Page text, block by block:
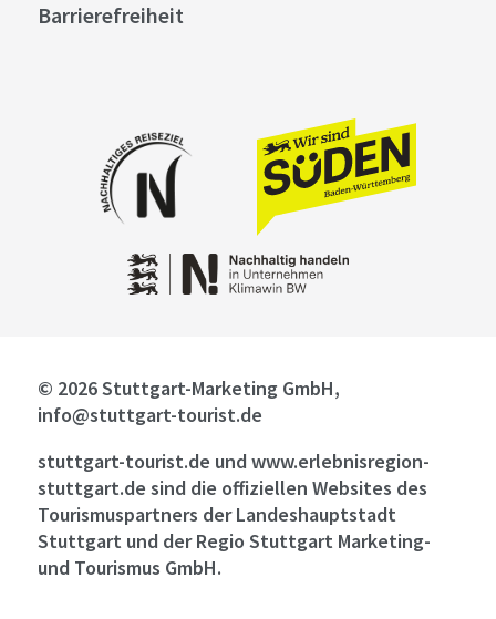
Barrierefreiheit
© 2026 Stuttgart-Marketing GmbH,
info@stuttgart-tourist.de
stuttgart-tourist.de und www.erlebnisregion-
stuttgart.de sind die offiziellen Websites des
Tourismuspartners der Landeshauptstadt
Stuttgart und der Regio Stuttgart Marketing-
und Tourismus GmbH.